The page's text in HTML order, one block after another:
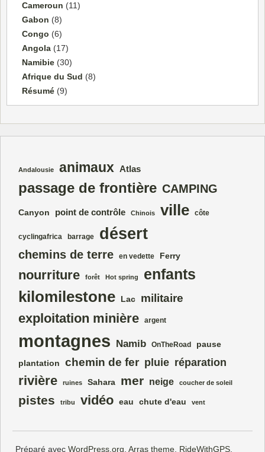
Cameroun (11)
Gabon (8)
Congo (6)
Angola (17)
Namibie (30)
Afrique du Sud (8)
Résumé (9)
Andalousie animaux Atlas
passage de frontière CAMPING
Canyon point de contrôle Chinois ville côte
cyclingafrica barrage désert
chemins de terre en vedette Ferry
nourriture forêt Hot spring enfants
kilomilestone Lac militaire
exploitation minière argent
montagnes Namib OnTheRoad pause
plantation chemin de fer pluie réparation
rivière ruines Sahara mer neige coucher de soleil
pistes tribu vidéo eau chute d'eau vent
Préparé avec WordPress.org, Arras theme, RideWithGPS,